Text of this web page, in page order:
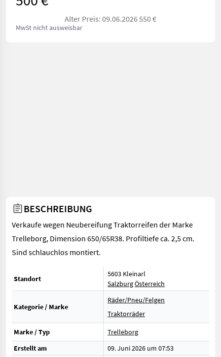
Alter Preis: 09.06.2026 550 €
MwSt nicht ausweisbar
BESCHREIBUNG
Verkaufe wegen Neubereifung Traktorreifen der Marke
Trelleborg, Dimension 650/65R38. Profiltiefe ca. 2,5 cm.
Sind schlauchlos montiert.
Standort
5603 Kleinarl
SalzburgÖsterreich
Kategorie / Marke
Räder/Pneu/Felgen
Traktorräder
Marke / Typ
Trelleborg
Erstellt am
09. Juni 2026 um 07:53